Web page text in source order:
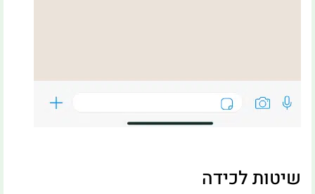
שיטות לכידה